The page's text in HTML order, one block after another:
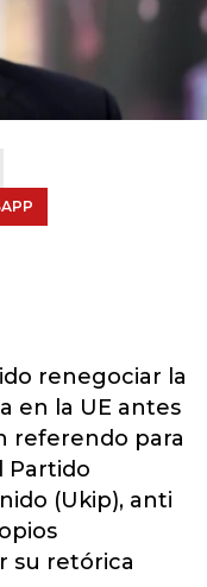
renegociar la
en la UE antes
referendo para
Partido
(Ukip), anti
su retórica